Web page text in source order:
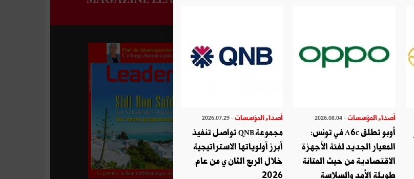
أصداء المؤسسات - 2026.08.04
أوبو تطلق A6c في تونس:
المعيار الجديد لفئة الأجهزة
الاقتصادية من حيث المتانة
طويلة الأمد والسلاسة
أصداء المؤسسات- 2026.07.29
مجموعة QNB تواصل تنفيذ
أبرز أولوياتها الاستراتيجية
خلال الربع الثان ي من عام
2026